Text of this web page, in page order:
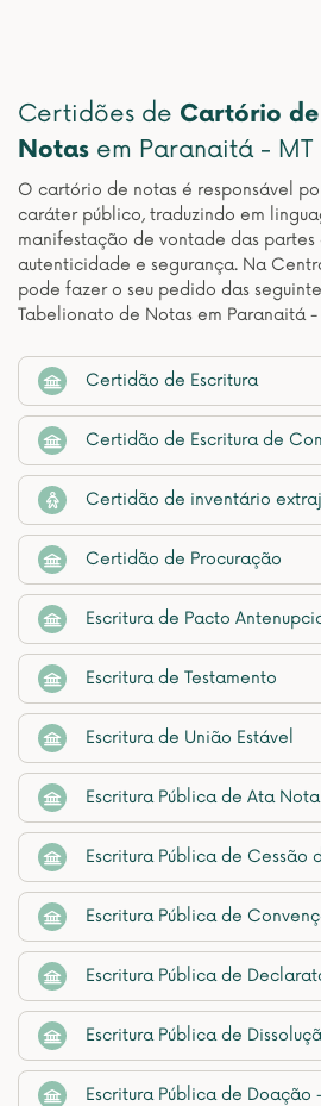
Certidões de Cartório
Notas em Paranaitá - MT
O cartório de notas é responsável
caráter público, traduzindo em
manifestação de vontade das partes
autenticidade e segurança. Na
pode fazer o seu pedido das
Tabelionato de Notas em Paranaitá -
Certidão de Escritura
Certidão de Escritura de
Certidão de inventário
Certidão de Procuração
Escritura de Pacto
Escritura de Testamento
Escritura de União Estável
Escritura Pública de Ata
Escritura Pública de Cessão
Escritura Pública de
Escritura Pública de
Escritura Pública de
Escritura Pública de Doação